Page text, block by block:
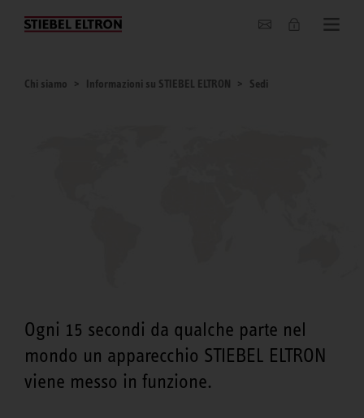
Chi siamo
Chi siamo Informazioni su STIEBEL ELTRON Sedi
Ogni 15 secondi da qualche parte nel
mondo un apparecchio STIEBEL ELTRON
viene messo in funzione.